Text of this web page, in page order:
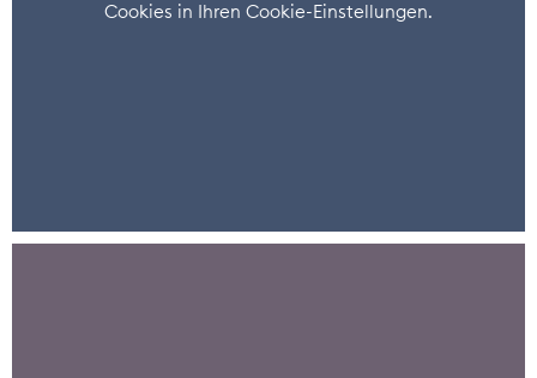
Cookies in Ihren Cookie-Einstellungen.